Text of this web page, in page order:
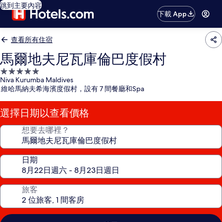
跳到主要內容
下載 App
查看所有住宿
馬爾地夫尼瓦庫倫巴度假村
5.0
星
級
住
宿
Niva Kurumba Maldives
維哈馬納夫希海濱度假村，設有 7 間餐廳和Spa
選擇日期以查看價格
想要去哪裡？
日期
旅客